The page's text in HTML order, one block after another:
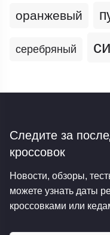
оранжевый
серебряный
Следите за
кроссовок
Новости, обзоры,
можете узнать даты
кроссовками или